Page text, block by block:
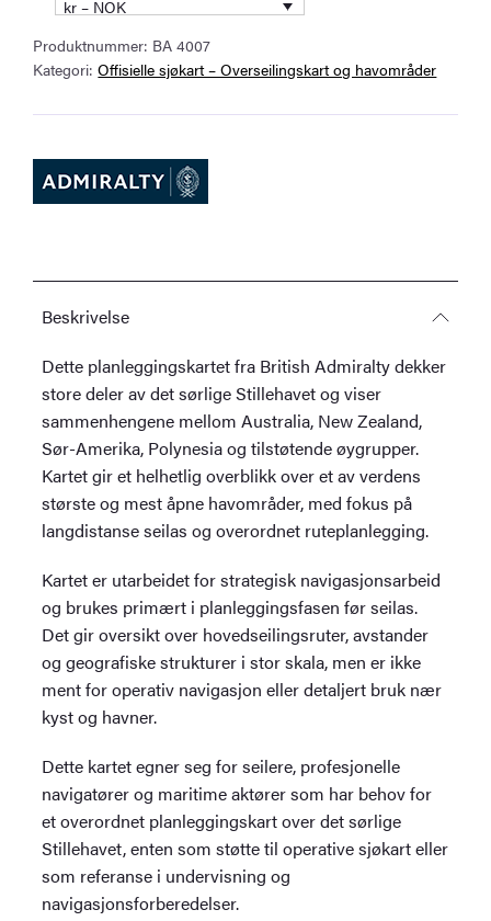
4007
–
South
–
Planning
kr – NOK
Produktnummer: BA 4007
Kategori:Offisielle sjøkart – Overseilingskart og havområder
Beskrivelse
Dette planleggingskartet fra British Admiralty dekker
store deler av det sørlige Stillehavet og viser
sammenhengene mellom Australia, New Zealand,
Sør-Amerika, Polynesia og tilstøtende øygrupper.
Kartet gir et helhetlig overblikk over et av verdens
største og mest åpne havområder, med fokus på
langdistanse seilas og overordnet ruteplanlegging.
Kartet er utarbeidet for strategisk navigasjonsarbeid
og brukes primært i planleggingsfasen før seilas.
Det gir oversikt over hovedseilingsruter, avstander
og geografiske strukturer i stor skala, men er ikke
ment for operativ navigasjon eller detaljert bruk nær
kyst og havner.
Dette kartet egner seg for seilere, profesjonelle
navigatører og maritime aktører som har behov for
et overordnet planleggingskart over det sørlige
Stillehavet, enten som støtte til operative sjøkart eller
som referanse i undervisning og
navigasjonsforberedelser.